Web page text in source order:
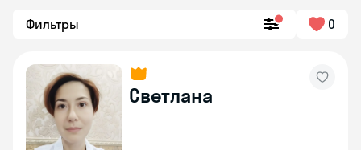
Фильтры 0
Светлана